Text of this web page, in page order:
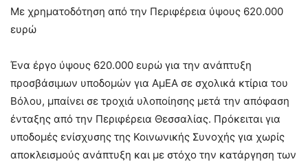
Με χρηματοδότηση από την Περιφέρεια ύψους 620.000
ευρώ
Ένα έργο ύψους 620.000 ευρώ για την ανάπτυξη
προσβάσιμων υποδομών για ΑμΕΑ σε σχολικά κτίρια του
Βόλου, μπαίνει σε τροχιά υλοποίησης μετά την απόφαση
ένταξης από την Περιφέρεια Θεσσαλίας. Πρόκειται για
υποδομές ενίσχυσης της Κοινωνικής Συνοχής για χωρίς
αποκλεισμούς ανάπτυξη και με στόχο την κατάργηση των